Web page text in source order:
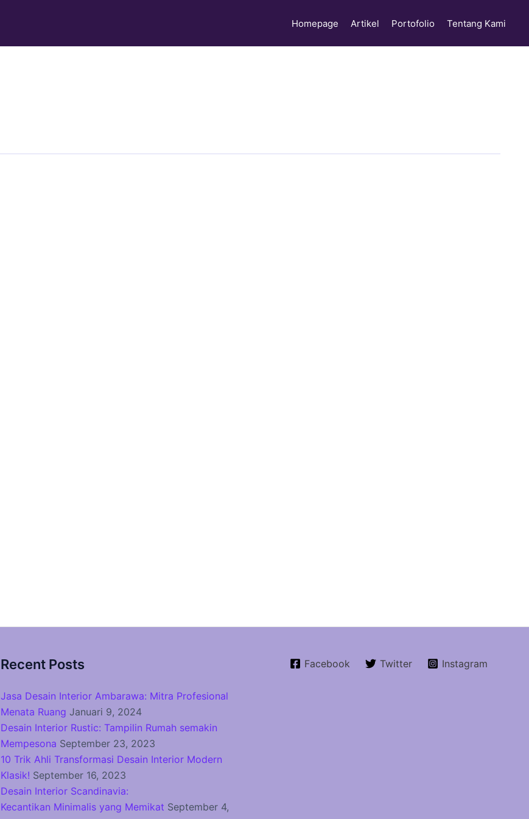
Homepage Artikel Portofolio Tentang Kami
Recent Posts
Jasa Desain Interior Ambarawa: Mitra Profesional
Menata Ruang Januari 9, 2024
Desain Interior Rustic: Tampilin Rumah semakin
Mempesona September 23, 2023
10 Trik Ahli Transformasi Desain Interior Modern
Klasik! September 16, 2023
Desain Interior Scandinavia:
Kecantikan Minimalis yang Memikat September 4,
Facebook Twitter Instagram